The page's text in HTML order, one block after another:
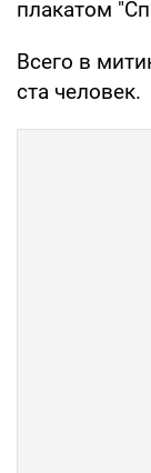
плакатом
Всего в
ста человек.